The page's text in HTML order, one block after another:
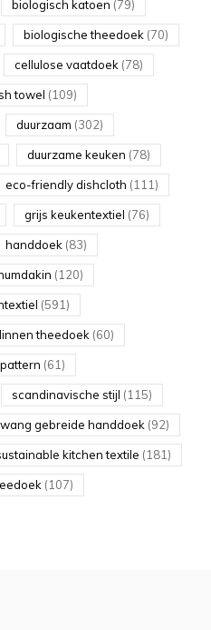
biologisch katoen (79)
biologische theedoek (70)
cellulose vaatdoek (78)
towel (109)
duurzaam (302)
duurzame keuken (78)
eco-friendly dishcloth (111)
grijs keukentextiel (76)
handdoek (83)
(120)
(591)
linnen theedoek (60)
(61)
scandinavische stijl (115)
gebreide handdoek (92)
kitchen textile (181)
(107)